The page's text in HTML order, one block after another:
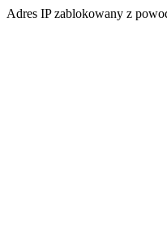
Adres IP zablokowany z